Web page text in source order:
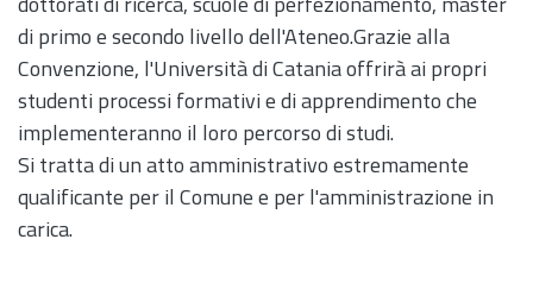
di primo e secondo livello dell'Ateneo.Grazie alla
Convenzione, l'Università di Catania offrirà ai propri
studenti processi formativi e di apprendimento che
implementeranno il loro percorso di studi.
Si tratta di un atto amministrativo estremamente
qualificante per il Comune e per l'amministrazione in
carica.